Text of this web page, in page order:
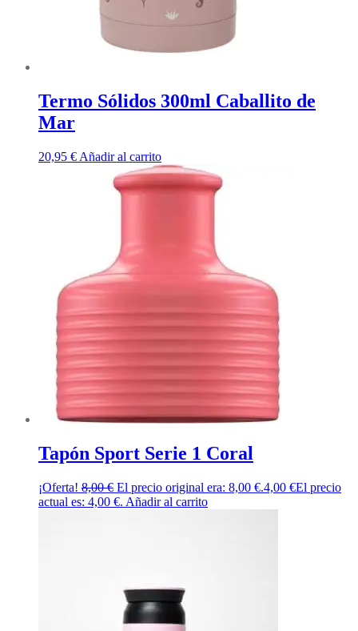
Termo Sólidos 300ml Caballito de
Mar
20,95 € Añadir al carrito
Tapón Sport Serie 1 Coral
¡Oferta! 8,00€ El precio original era: 8,00 €.4,00 €El precio
actual es: 4,00 €. Añadir al carrito